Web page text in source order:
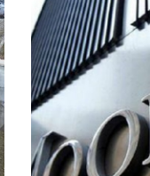
pentru
textul
textul